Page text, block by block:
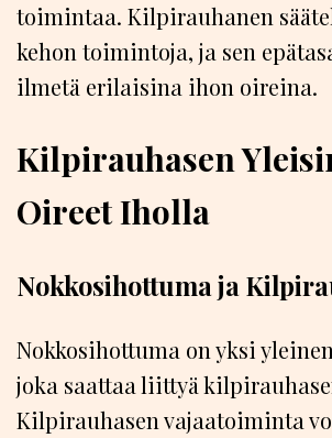
toimintaa. Kilpirauhanen
kehon toimintoja, ja sen
ilmetä erilaisina ihon oireina.
Kilpirauhasen
Oireet Iholla
Nokkosihottuma ja
Nokkosihottuma on yksi
joka saattaa liittyä
Kilpirauhasen vajaatoiminta